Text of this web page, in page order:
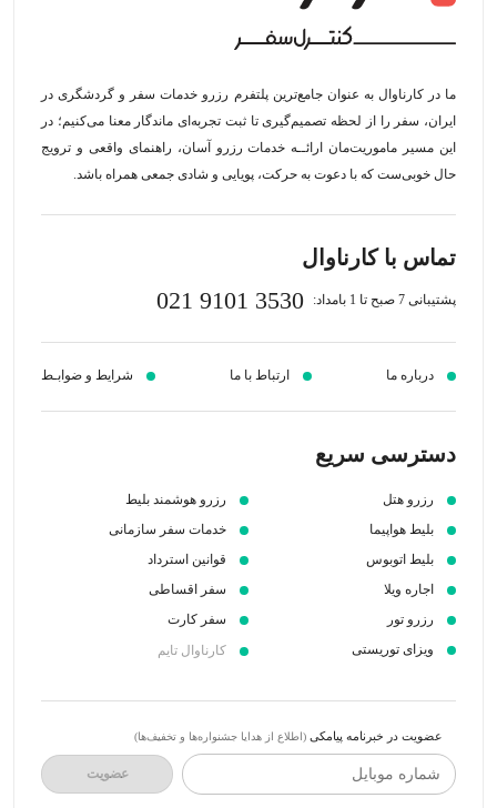
ما در کارناوال به عنوان جامع‌ترین پلتفرم رزرو خدمات سفر و گردشگری در
ایران، سفر را از لحظه‌ تصمیم‌گیری تا ثبت تجربه‌ای ماندگار معنا می‌کنیم؛ در
این مسیر‍ ماموریت‌مان اراﺋــﻪ خدمات رزرو آسان، راهنمای واقعی و ترویج
حال خوبی‌ست که با دعوت به حرکت، پویایی و شادی جمعی همراه باشد.
تماس با کارناوال
پشتیبانی 7 صبح تا 1 بامداد: 021 9101 3530
درباره ما ارتباط با ما شرایط و ضوابـط
دسترسی سریع
رزرو هتل
بلیط هواپیما
بلیط اتوبوس
اجاره ویلا
رزرو تور
ویزای توریستی
رزرو هوشمند بلیط
خدمات سفر سازمانی
قوانین استرداد
سفر اقساطی
سفر کارت
کارناوال تایم
عضویت در خبرنامه پیامکی (اطلاع از هدایا جشنواره‌ها و تخفیف‌ها)
شماره موبایل عضویت